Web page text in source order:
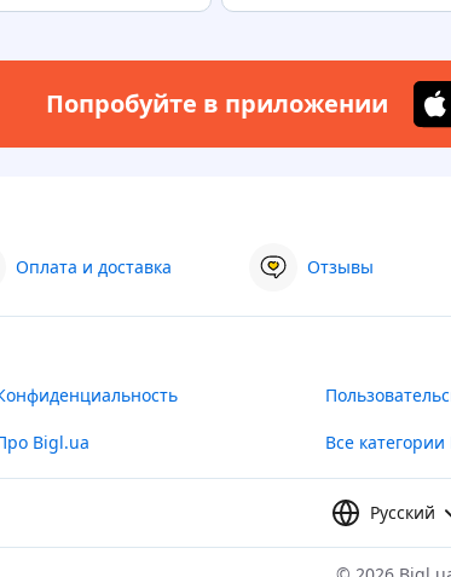
Попробуйте в приложении
Оплата и доставка Отзывы
Bigl.ua Все
Русский